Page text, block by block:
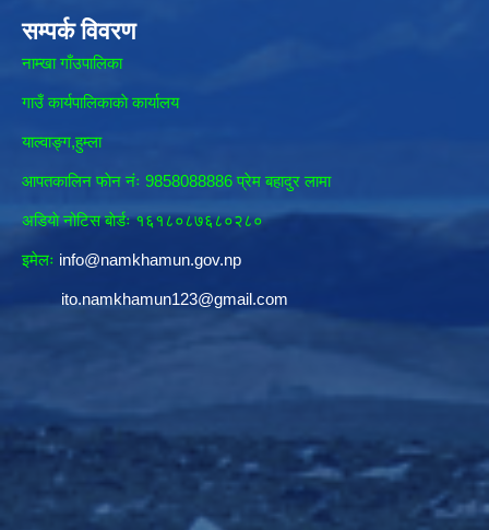
सम्पर्क विवरण
नाम्खा गाँउपालिका
गाउँ कार्यपालिकाकाे कार्यालय
याल्वाङ्ग,हुम्ला
आपतकालिन फाेन नंः 9858088886 प्रेम बहादुर लामा
अडियाे नोटिस बाेर्डः १६१८०८७६८०२८०
इमेलः info@namkhamun.gov.np
ito.namkhamun123@gmail.com